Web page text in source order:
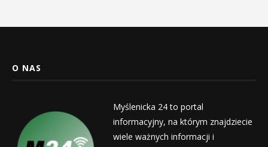
O NAS
Myślenicka 24 to portal
informacyjny, na którym znajdziecie
wiele ważnych informacji i